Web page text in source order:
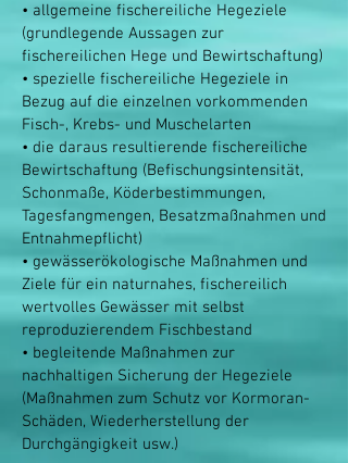
• allgemeine fischereiliche Hegeziele
(grundlegende Aussagen zur
fischereilichen Hege und Bewirtschaftung)
• spezielle fischereiliche Hegeziele in
Bezug auf die einzelnen vorkommenden
Fisch-, Krebs- und Muschelarten
• die daraus resultierende fischereiliche
Bewirtschaftung (Befischungsintensität,
Schonmaße, Köderbestimmungen,
Tagesfangmengen, Besatzmaßnahmen und
Entnahmepflicht)
• gewässerökologische Maßnahmen und
Ziele für ein naturnahes, fischereilich
wertvolles Gewässer mit selbst
reproduzierendem Fischbestand
• begleitende Maßnahmen zur
nachhaltigen Sicherung der Hegeziele
(Maßnahmen zum Schutz vor Kormoran-
Schäden, Wiederherstellung der
Durchgängigkeit usw.)